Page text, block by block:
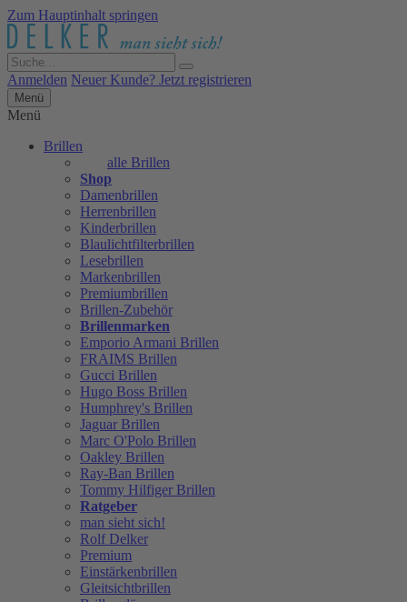
Zum Hauptinhalt springen
Anmelden Neuer Kunde? Jetzt registrieren
Menü
Menü
Brillen
alle Brillen
Shop
Damenbrillen
Herrenbrillen
Kinderbrillen
Blaulichtfilterbrillen
Lesebrillen
Markenbrillen
Premiumbrillen
Brillen-Zubehör
Brillenmarken
Emporio Armani Brillen
FRAIMS Brillen
Gucci Brillen
Hugo Boss Brillen
Humphrey's Brillen
Jaguar Brillen
Marc O'Polo Brillen
Oakley Brillen
Ray-Ban Brillen
Tommy Hilfiger Brillen
Ratgeber
man sieht sich!
Rolf Delker
Premium
Einstärkenbrillen
Gleitsichtbrillen